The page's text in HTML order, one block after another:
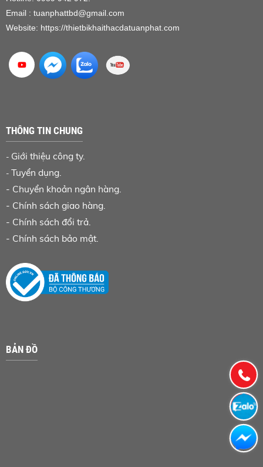
Email : tuanphattbd@gmail.com
Website: https://thietbikhaithacdatuanphat.com
THÔNG TIN CHUNG
- Giới thiệu công ty.
- Tuyển dụng.
- Chuyển khoản ngân hàng
- Chính sách giao hàng.
- Chính sách đổi trả.
- Chính sách bảo mật.
BẢN ĐỒ